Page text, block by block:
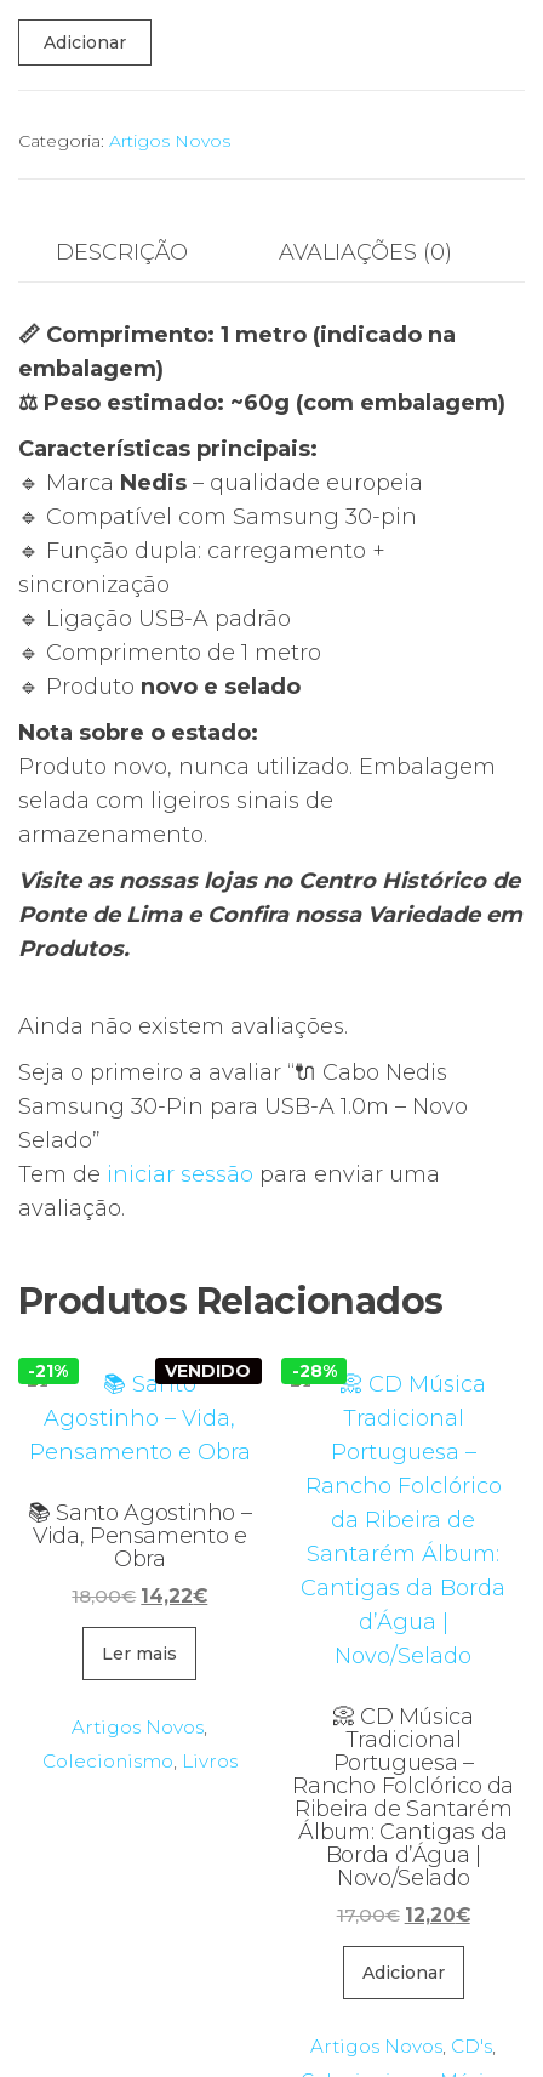
Quantidade
de
Cabo
USB-
A
1.0m
–
Novo
Selado
Adicionar
Categoria: Artigos Novos
DESCRIÇÃO AVALIAÇÕES (0)
📏 Comprimento: 1 metro (indicado na
embalagem)
⚖️ Peso estimado: ~60g (com embalagem)
Características principais:
🔹 Marca Nedis – qualidade europeia
🔹 Compatível com Samsung 30-pin
🔹 Função dupla: carregamento +
sincronização
🔹 Ligação USB-A padrão
🔹 Comprimento de 1 metro
🔹 Produto novo e selado
Nota sobre o estado:
Produto novo, nunca utilizado. Embalagem
selada com ligeiros sinais de
armazenamento.
Visite as nossas lojas no Centro Histórico de
Ponte de Lima e Confira nossa Variedade em
Produtos.
Ainda não existem avaliações.
Seja o primeiro a avaliar “🔌 Cabo Nedis
Samsung 30-Pin para USB-A 1.0m – Novo
Selado”
Tem de iniciar sessão para enviar uma
avaliação.
Produtos Relacionados
-21% VENDIDO
📚 Santo Agostinho –
Vida, Pensamento e
Obra
18,00€ O
preço
original
era:
14,22€O
Ler mais
Artigos Novos,
Colecionismo, Livros
-28%
📀 CD Música
Tradicional
Portuguesa –
Rancho Folclórico da
Ribeira de Santarém
Álbum: Cantigas da
Borda d’Água |
Novo/Selado
17,00€ O
preço
original
era:
12,20€O
Adicionar
Artigos Novos, CD's,